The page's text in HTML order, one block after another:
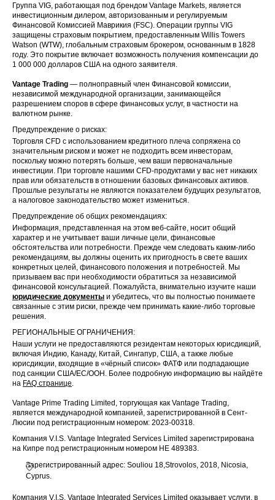
Группа VIG, работающая под брендом Vantage Markets, является
инвестиционным дилером, авторизованным и регулируемым
Финансовой Комиссией Маврикия (FSC). Операции группы VIG
защищены страховым покрытием, предоставленным Willis Towers
Watson (WTW), глобальным страховым брокером, основанным в 1828
году. Это покрытие включает возможность получения компенсации до
1 000 000 долларов США на одного заявителя.
Vantage Trading — полноправный член Финансовой комиссии,
независимой международной организации, занимающейся
разрешением споров в сфере финансовых услуг, в частности на
валютном рынке.
Предупреждение о рисках:
Торговля CFD с использованием кредитного плеча сопряжена со
значительным риском и может не подходить всем инвесторам,
поскольку можно потерять больше, чем ваши первоначальные
инвестиции. При торговле нашими CFD-продуктами у вас нет никаких
прав или обязательств в отношении базовых финансовых активов.
Прошлые результаты не являются показателем будущих результатов,
а налоговое законодательство может измениться.
Предупреждение об общих рекомендациях:
Информация, представленная на этом веб-сайте, носит общий
характер и не учитывает ваши личные цели, финансовые
обстоятельства или потребности. Прежде чем следовать каким-либо
рекомендациям, вы должны оценить их пригодность в свете ваших
конкретных целей, финансового положения и потребностей. Мы
призываем вас при необходимости обратиться за независимой
финансовой консультацией. Пожалуйста, внимательно изучите наши
юридические документы и убедитесь, что вы полностью понимаете
связанные с этим риски, прежде чем принимать какие-либо торговые
решения.
РЕГИОНАЛЬНЫЕ ОГРАНИЧЕНИЯ:
Наши услуги не предоставляются резидентам некоторых юрисдикций,
включая Индию, Канаду, Китай, Сингапур, США, а также любые
юрисдикции, входящие в «чёрный список» ФАТФ или подпадающие
под санкции США/ЕС/ООН. Более подробную информацию вы найдёте
на FAQ странице.
Vantage Prime Trading Limited, торгующая как Vantage Trading,
является международной компанией, зарегистрированной в Сент-
Люсии под регистрационным номером: 2023-00318.
Компания V.I.S. Vantage Integrated Services Limited зарегистрирована
на Кипре под регистрационным номером HE 489383.
Зарегистрированный адрес: Souliou 18,Strovolos, 2018, Nicosia,
Cyprus.
Компания V.I.S. Vantage Integrated Services Limited оказывает услуги, в